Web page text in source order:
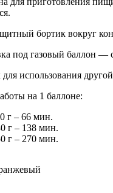
бортик вокруг
под газовый баллон —
для использования
на 1 баллоне:
г – 66 мин.
г – 138 мин.
г – 270 мин.